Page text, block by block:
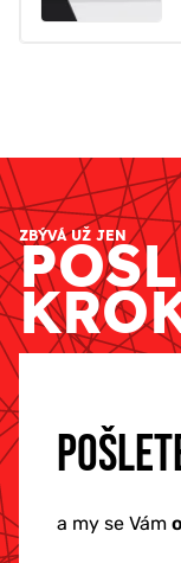
ZBÝVÁ UŽ JEN
a my se Vám